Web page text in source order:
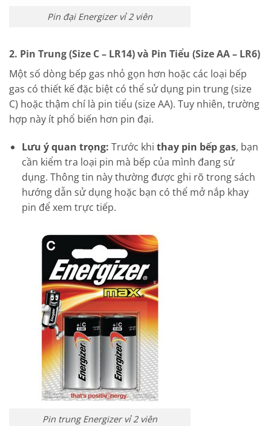
Pin đại Energizer vỉ 2 viên
2. Pin Trung (Size C – LR14) và Pin Tiểu (Size AA – LR6)
Một số dòng bếp gas nhỏ gọn hơn hoặc các loại bếp
gas có thiết kế đặc biệt có thể sử dụng pin trung (size
C) hoặc thậm chí là pin tiểu (size AA). Tuy nhiên, trường
hợp này ít phổ biến hơn pin đại.
Lưu ý quan trọng: Trước khi thay pin bếp gas, bạn
cần kiểm tra loại pin mà bếp của mình đang sử
dụng. Thông tin này thường được ghi rõ trong sách
hướng dẫn sử dụng hoặc bạn có thể mở nắp khay
pin để xem trực tiếp.
Pin trung Energizer vỉ 2 viên